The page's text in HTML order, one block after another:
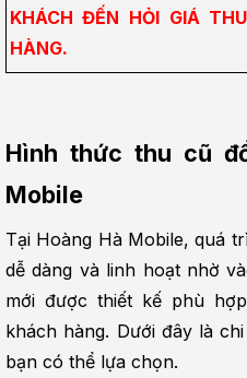
KHÁCH ĐẾN HỎI GIÁ
HÀNG.
Hình thức thu cũ
Mobile
Tại Hoàng Hà Mobile, quá
dễ dàng và linh hoạt nhờ
mới được thiết kế phù
khách hàng. Dưới đây là
bạn có thể lựa chọn.